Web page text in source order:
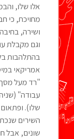
אלו שלו,
מחויכת, כי
ושירה,
וגם מקבלת
בהתלהבות
אמריקאי
"רד מעל מסך
עבודה"
שלו).
השירים
שונים, אבל